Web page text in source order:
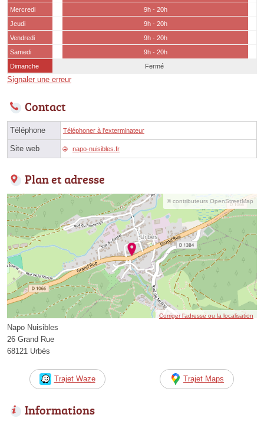
Mercredi
9h - 20h
Jeudi
9h - 20h
Vendredi
9h - 20h
Samedi
9h - 20h
Dimanche
Fermé
Signaler une erreur
Contact
Téléphone Téléphoner à l'exterminateur
Site web napo-nuisibles.fr
Plan et adresse
© contributeurs OpenStreetMap
Corriger l’adresse ou la localisation
Napo Nuisibles
26 Grand Rue
68121 Urbès
Trajet Waze Trajet Maps
Informations